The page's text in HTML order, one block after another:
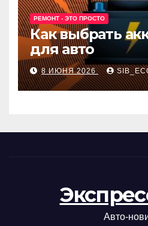
РЕМОНТ - ЭТО ПРОСТО
Как выбрать
для авто
8 ИЮНЯ 2026
Авто-